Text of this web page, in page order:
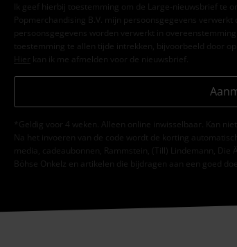
Ik geef hierbij toestemming om de Large-nieuwsbrief te
Popmerchandising B.V. mijn persoonsgegevens
persoonsgegevens worden verwerkt in
toestemming te allen tijde intrekken, bijvoorbeeld door op
Hier kan ik me afmelden voor de nieuwsbrief.
*Geldig voor 4 weken. Alleen online inwisselbaar. Kan
Na het invoeren van de code wordt de korting
media, cadeaubonnen, Rammstein, (Till) Lindemann, Die
Böhse Onkelz en artikelen die bijdragen aan een goed